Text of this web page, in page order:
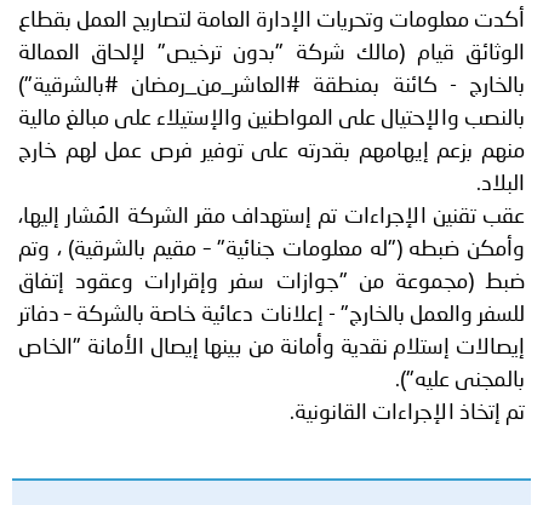
أكدت معلومات وتحريات الإدارة العامة لتصاريح العمل بقطاع
الوثائق قيام (مالك شركة "بدون ترخيص" لإلحاق العمالة
بالخارج - كائنة بمنطقة #العاشر_من_رمضان #بالشرقية")
بالنصب والإحتيال على المواطنين والإستيلاء على مبالغ مالية
منهم بزعم إيهامهم بقدرته على توفير فرص عمل لهم خارج
البلاد.
عقب تقنين الإجراءات تم إستهداف مقر الشركة المُشار إليها،
وأمكن ضبطه ("له معلومات جنائية" – مقيم بالشرقية) ، وتم
ضبط (مجموعة من "جوازات سفر وإقرارات وعقود إتفاق
للسفر والعمل بالخارج" - إعلانات دعائية خاصة بالشركة – دفاتر
إيصالات إستلام نقدية وأمانة من بينها إيصال الأمانة "الخاص
بالمجنى عليه").
تم إتخاذ الإجراءات القانونية.